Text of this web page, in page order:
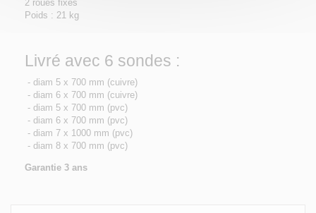
2 roues fixes
Poids : 21 kg
Livré avec 6 sondes :
- diam 5 x 700 mm (cuivre)
- diam 6 x 700 mm (cuivre)
- diam 5 x 700 mm (pvc)
- diam 6 x 700 mm (pvc)
- diam 7 x 1000 mm (pvc)
- diam 8 x 700 mm (pvc)
Garantie 3 ans